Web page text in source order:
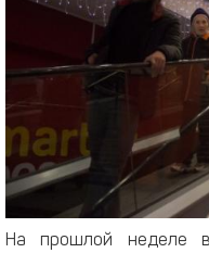
На прошлой неделе